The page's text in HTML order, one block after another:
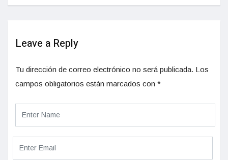
Leave a Reply
Tu dirección de correo electrónico no será publicada. Los
campos obligatorios están marcados con *